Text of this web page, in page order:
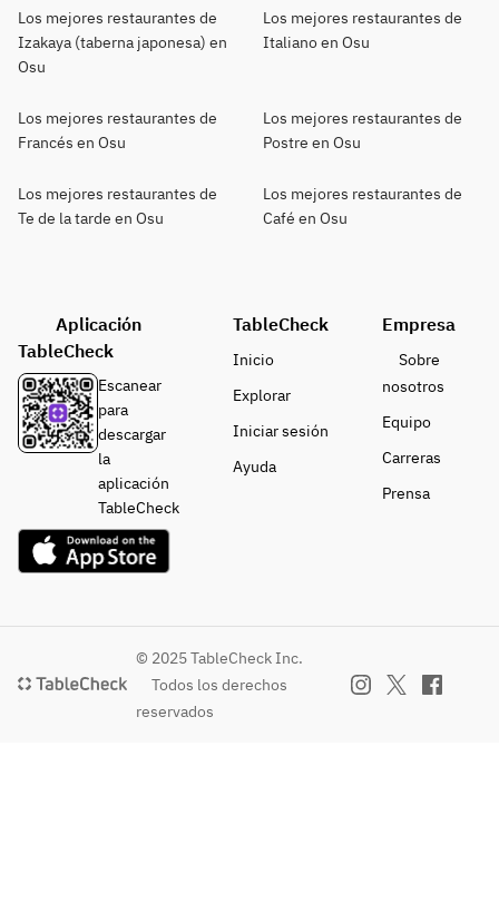
Los mejores restaurantes de
Izakaya (taberna japonesa) en
Osu
Los mejores restaurantes de
Italiano en Osu
Los mejores restaurantes de
Francés en Osu
Los mejores restaurantes de
Postre en Osu
Los mejores restaurantes de
Te de la tarde en Osu
Los mejores restaurantes de
Café en Osu
Aplicación
TableCheck
Escanear
para
descargar
la
aplicación
TableCheck
TableCheck
Inicio
Explorar
Iniciar sesión
Ayuda
Empresa
Sobre
nosotros
Equipo
Carreras
Prensa
© 2025 TableCheck Inc.
Todos los derechos
reservados